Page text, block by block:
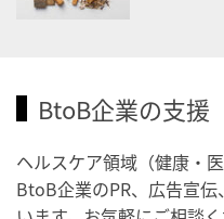
・世界アルツハイマー月間
・健康増進普及月間
・歯ヂカラ探究月間
・職場の健康診断実施強化
BtoB企業の支援
ヘルスケア領域（健康・
BtoB企業のPR、広告宣